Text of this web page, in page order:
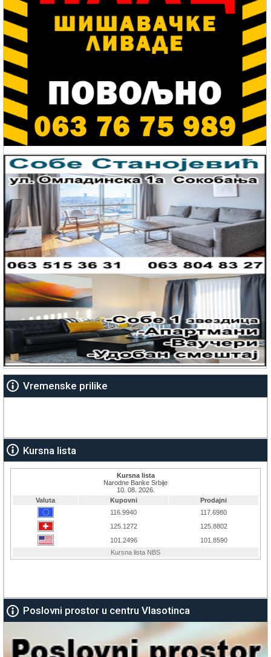
Vremenske prilike
Kursna lista
Poslovni prostor u centru Vlasotinca